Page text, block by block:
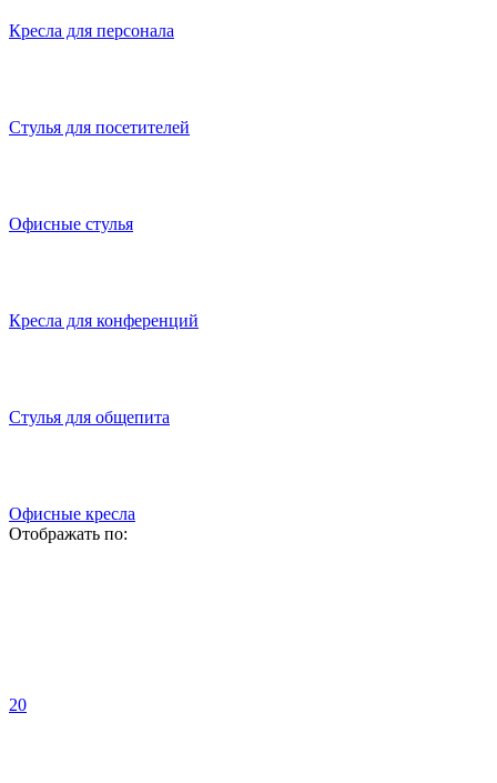
Кресла для персонала
Стулья для посетителей
Офисные стулья
Кресла для конференций
Стулья для общепита
Офисные кресла
Отображать по:
20